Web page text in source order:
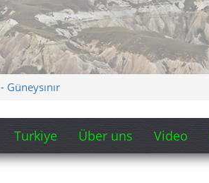
- Güneysınır
Turkiye Über uns Video